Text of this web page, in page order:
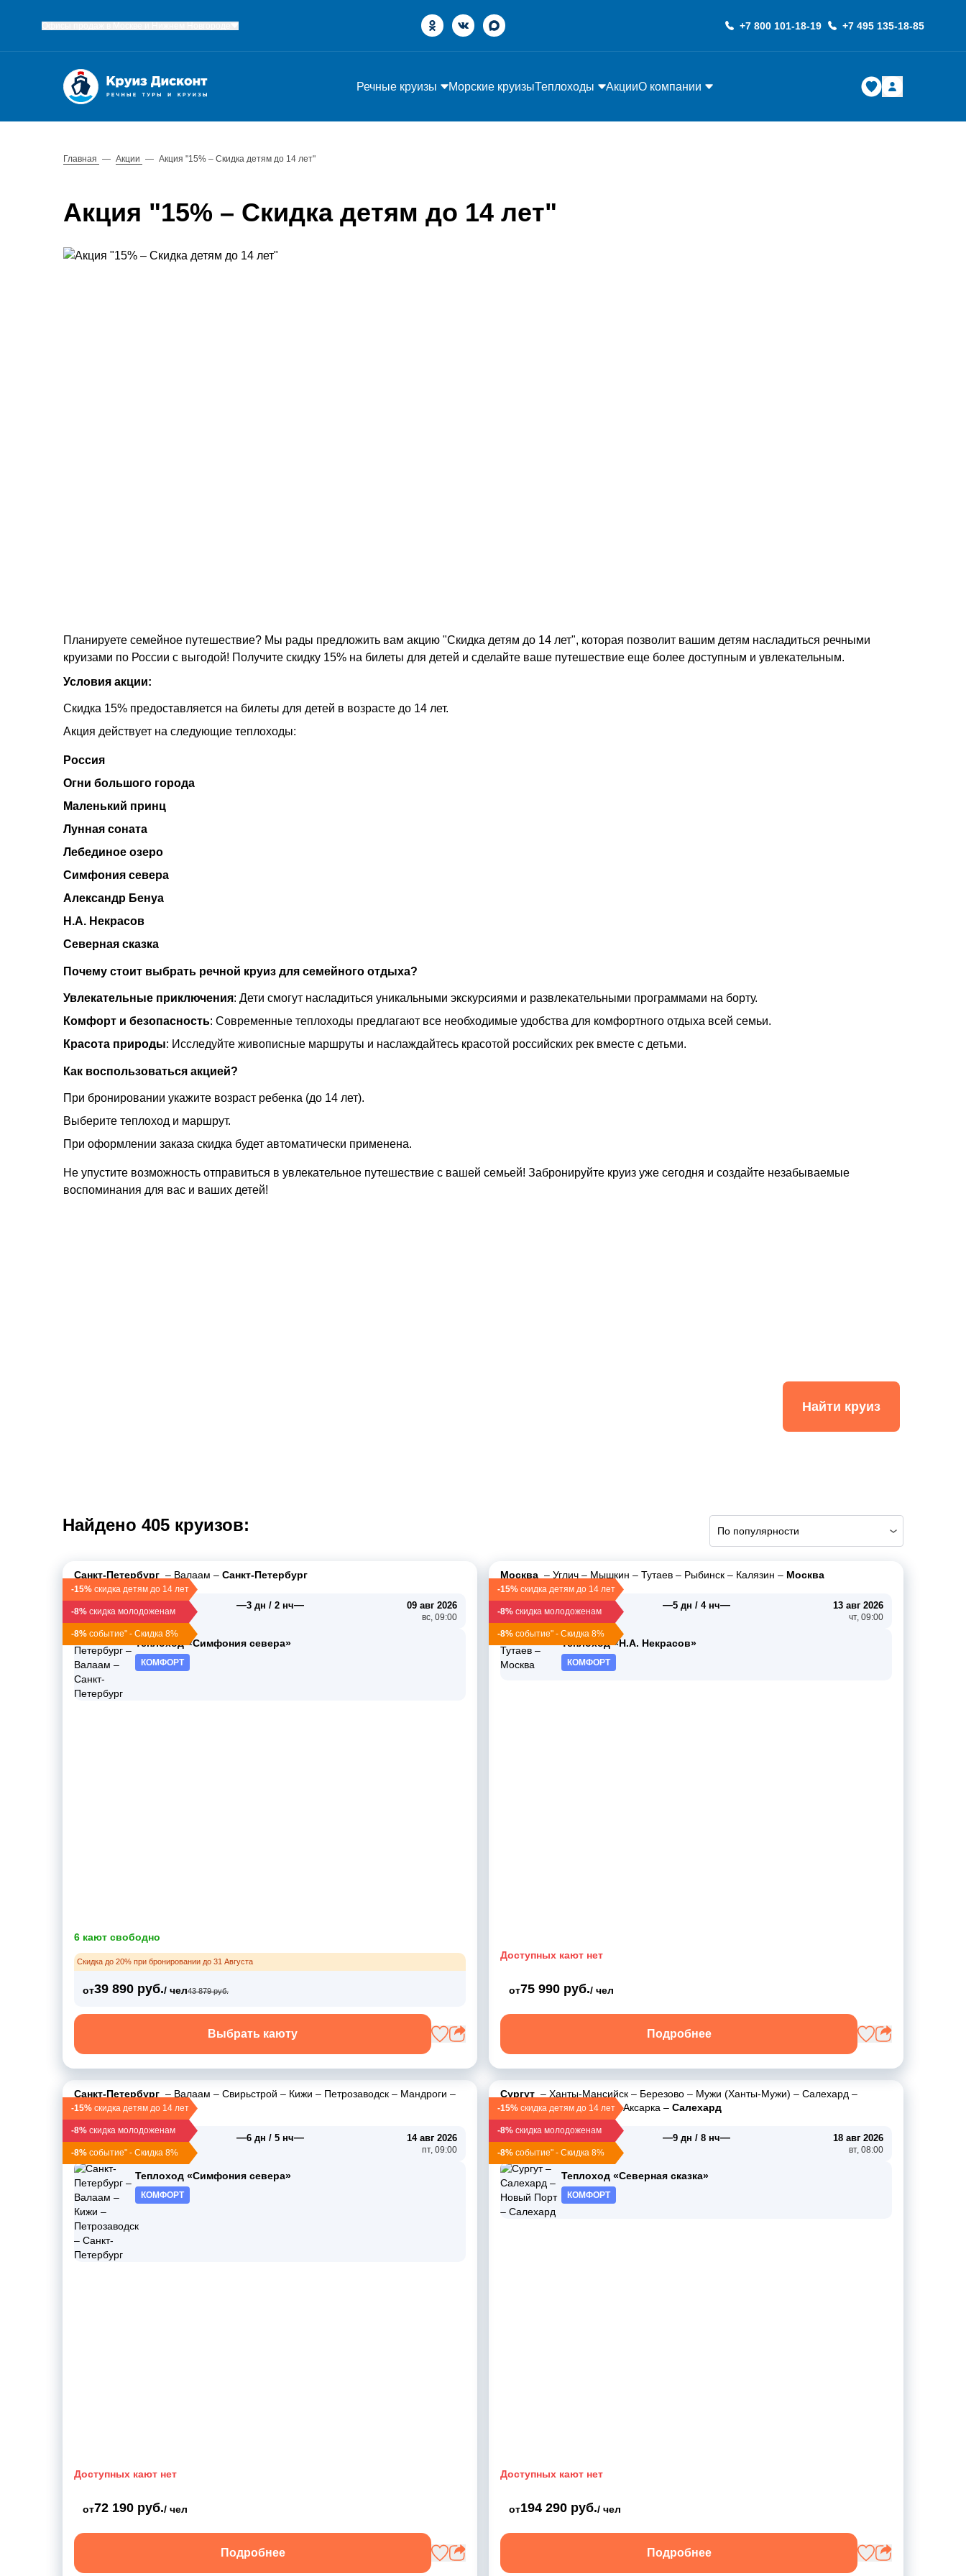
+7 800 101-18-19 +7 495 135-18-85
Речные круизы Морские круизыТеплоходы АкцииО компании
Главная — Акции — Акция "15% – Скидка детям до 14 лет"
Акция "15% – Скидка детям до 14 лет"
Планируете семейное путешествие? Мы рады предложить вам акцию "Скидка детям до 14 лет", которая позволит вашим детям насладиться речными
круизами по России с выгодой! Получите скидку 15% на билеты для детей и сделайте ваше путешествие еще более доступным и увлекательным.
Условия акции:
Скидка 15% предоставляется на билеты для детей в возрасте до 14 лет.
Акция действует на следующие теплоходы:
Россия
Огни большого города
Маленький принц
Лунная соната
Лебединое озеро
Симфония севера
Александр Бенуа
Н.А. Некрасов
Северная сказка
Почему стоит выбрать речной круиз для семейного отдыха?
Увлекательные приключения: Дети смогут насладиться уникальными экскурсиями и развлекательными программами на борту.
Комфорт и безопасность: Современные теплоходы предлагают все необходимые удобства для комфортного отдыха всей семьи.
Красота природы: Исследуйте живописные маршруты и наслаждайтесь красотой российских рек вместе с детьми.
Как воспользоваться акцией?
При бронировании укажите возраст ребенка (до 14 лет).
Выберите теплоход и маршрут.
При оформлении заказа скидка будет автоматически применена.
Не упустите возможность отправиться в увлекательное путешествие с вашей семьей! Забронируйте круиз уже сегодня и создайте незабываемые
воспоминания для вас и ваших детей!
Найти круиз
Найдено 405 круизов: По популярности
-15% скидка детям до 14 лет
-8% скидка молодоженам
-8% событие" - Скидка 8%
Санкт-Петербург – Валаам – Санкт-Петербург
07 авг 2026
пт, 19:00
—3 дн / 2 нч— 09 авг 2026
вс, 09:00
Теплоход «Симфония севера»
КОМФОРТ
6 кают свободно
Скидка до 20% при бронировании до 31 Августа
от39 890 руб./ чел43 879 руб.
Выбрать каюту
-15% скидка детям до 14 лет
-8% скидка молодоженам
-8% событие" - Скидка 8%
Москва – Углич – Мышкин – Тутаев – Рыбинск – Калязин – Москва
09 авг 2026
вс, 12:30
—5 дн / 4 нч— 13 авг 2026
чт, 09:00
Теплоход «Н.А. Некрасов»
КОМФОРТ
Доступных кают нет
от75 990 руб./ чел
Подробнее
-15% скидка детям до 14 лет
-8% скидка молодоженам
-8% событие" - Скидка 8%
Санкт-Петербург – Валаам – Свирьстрой – Кижи – Петрозаводск – Мандроги –
Санкт-Петербург
09 авг 2026
вс, 19:00
—6 дн / 5 нч— 14 авг 2026
пт, 09:00
Теплоход «Симфония севера»
КОМФОРТ
Доступных кают нет
от72 190 руб./ чел
Подробнее
-15% скидка детям до 14 лет
-8% скидка молодоженам
-8% событие" - Скидка 8%
Сургут – Ханты-Мансийск – Березово – Мужи (Ханты-Мужи) – Салехард –
Салемал–Новый Порт–Аксарка – Салехард
10 авг 2026
пн, 19:00
—9 дн / 8 нч— 18 авг 2026
вт, 08:00
Теплоход «Северная сказка»
КОМФОРТ
Доступных кают нет
от194 290 руб./ чел
Подробнее